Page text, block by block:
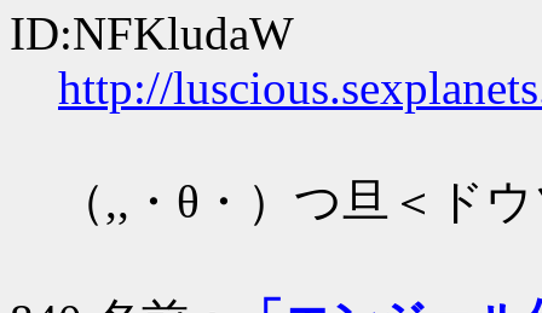
ID:NFKludaW
http://
（,,・θ・）つ旦＜ド